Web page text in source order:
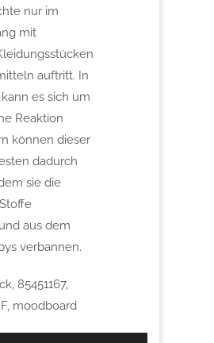
nur im
mit
auftritt. In
es sich um
Reaktion
können dieser
dadurch
sie die
aus dem
verbannen.
85451167,
moodboard